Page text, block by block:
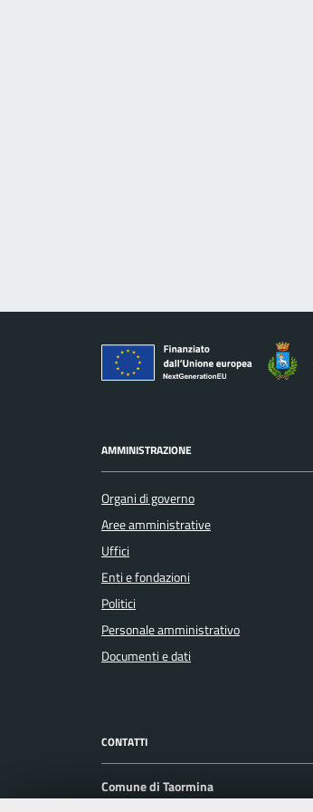
AMMINISTRAZIONE
Organi di governo
Aree amministrative
Uffici
Enti e fondazioni
Politici
Personale amministrativo
Documenti e dati
CONTATTI
Comune di Taormina